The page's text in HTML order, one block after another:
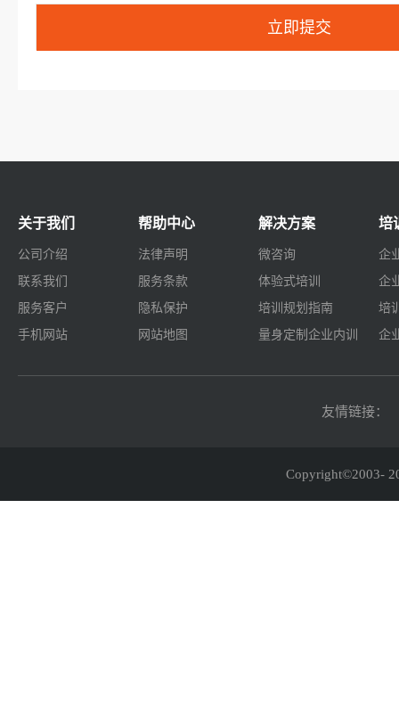
关于我们
公司介绍
联系我们
服务客户
手机网站
帮助中心
法律声明
服务条款
隐私保护
网站地图
解决方案
微咨询
体验式培训
培训规划指南
量身定制企业内训
培
企
企
培
企
友情链接：
Copyright©2003-